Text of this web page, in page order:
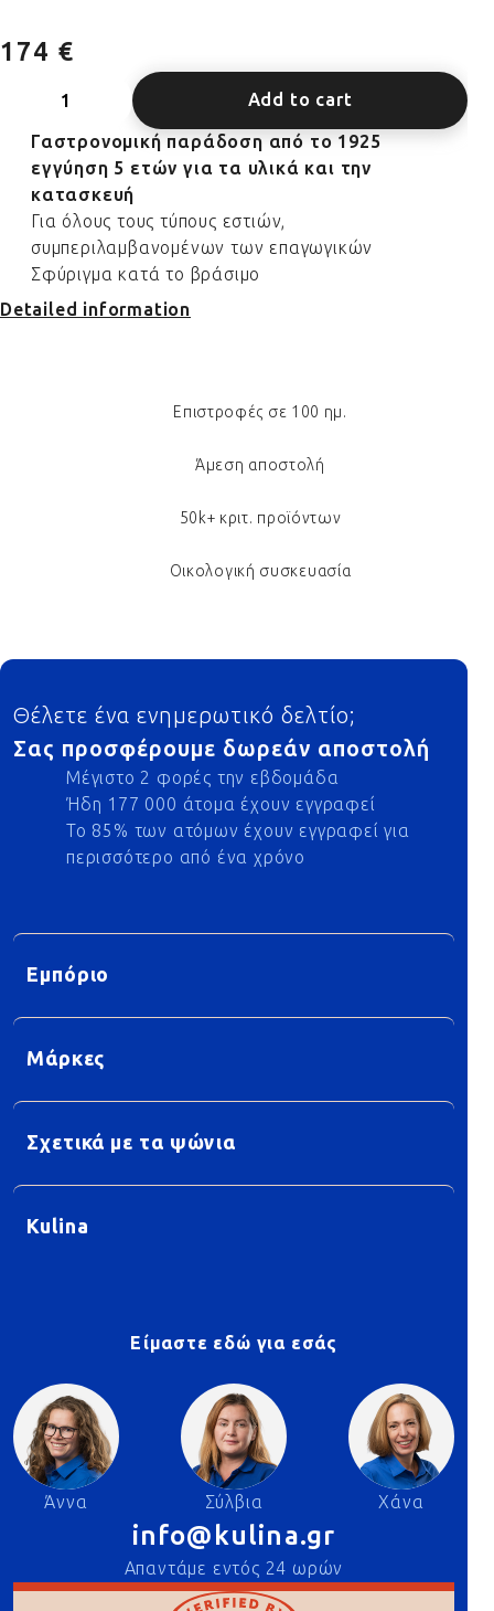
174 €
Add to cart
Γαστρονομική παράδοση από το 1925
εγγύηση 5 ετών για τα υλικά και την
κατασκευή
Για όλους τους τύπους εστιών,
συμπεριλαμβανομένων των επαγωγικών
Σφύριγμα κατά το βράσιμο
Detailed information
Επιστροφές σε 100 ημ.
Άμεση αποστολή
50k+ κριτ. προϊόντων
Οικολογική συσκευασία
Footer
Θέλετε ένα ενημερωτικό δελτίο;
Σας προσφέρουμε δωρεάν αποστολή
Μέγιστο 2 φορές την εβδομάδα
Ήδη 177 000 άτομα έχουν εγγραφεί
Το 85% των ατόμων έχουν εγγραφεί για
περισσότερο από ένα χρόνο
Εμπόριο
Μάρκες
Σχετικά με τα ψώνια
Kulina
Είμαστε εδώ για εσάς
Άννα Σύλβια Χάνα
info@kulina.gr
Απαντάμε εντός 24 ωρών